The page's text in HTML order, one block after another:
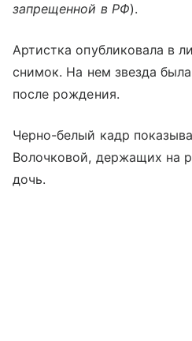
запрещенной в РФ).
Артистка опубликовала в
снимок. На нем звезда
после рождения.
Черно-белый кадр
Волочковой, держащих на
дочь.